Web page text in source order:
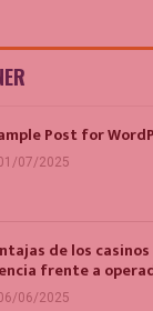
Post for
07/2025
de los
frente a
06/2025